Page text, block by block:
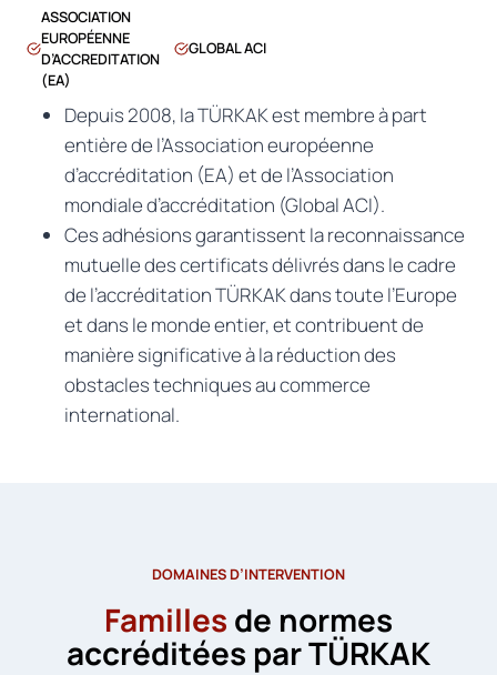
ASSOCIATION
EUROPÉENNE
D’ACCREDITATION
(EA)
GLOBAL ACI
Depuis 2008, la TÜRKAK est membre à part
entière de l’Association européenne
d’accréditation (EA) et de l’Association
mondiale d’accréditation (Global ACI).
Ces adhésions garantissent la reconnaissance
mutuelle des certificats délivrés dans le cadre
de l’accréditation TÜRKAK dans toute l’Europe
et dans le monde entier, et contribuent de
manière significative à la réduction des
obstacles techniques au commerce
international.
DOMAINES D’INTERVENTION
Familles de normes
accréditées par TÜRKAK